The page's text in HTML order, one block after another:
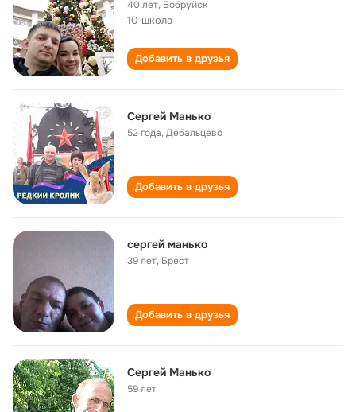
40 лет, Бобруйск
10 школа
Добавить в друзья
Сергей Манько
52 года,Дебальцево
Добавить в друзья
сергей манько
39 лет, Брест
Добавить в друзья
Сергей Манько
59 лет